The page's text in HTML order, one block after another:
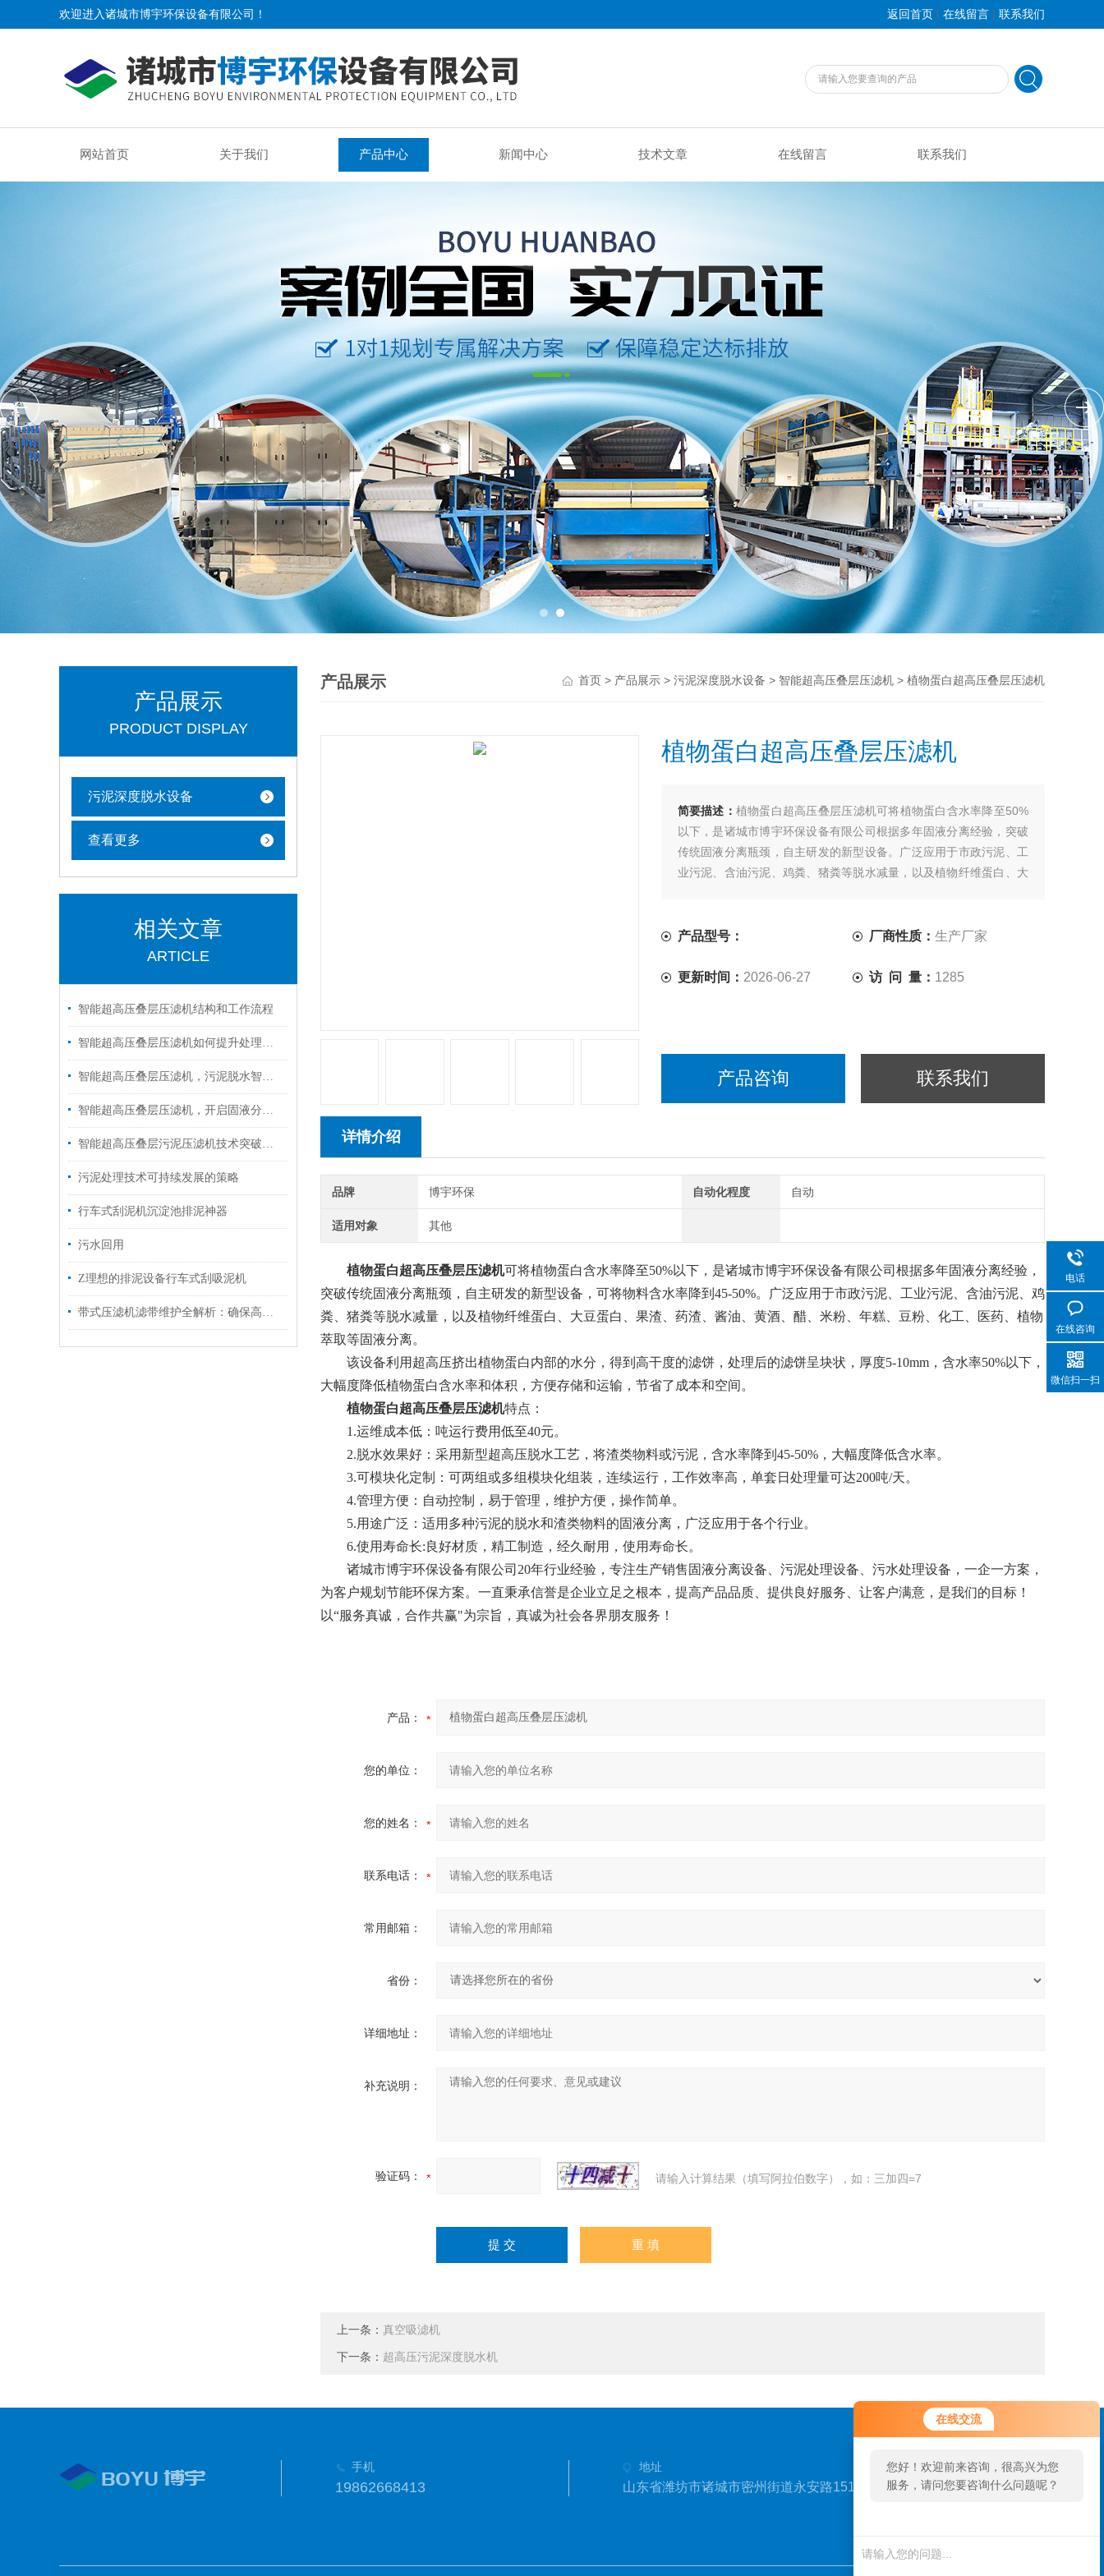
在线交流
您好！欢迎前来咨询，很高兴为您
服务，请问您要咨询什么问题呢？
欢迎进入诸城市博宇环保设备有限公司！ 返回首页 | 在线留言 | 联系我们
网站首页 关于我们 产品中心 新闻中心 技术文章 在线留言 联系我们
产品展示
PRODUCT DISPLAY
污泥深度脱水设备
查看更多
相关文章
ARTICLE
智能超高压叠层压滤机结构和工作流程
智能超高压叠层压滤机如何提升处理弹性与扩容能力
智能超高压叠层压滤机，污泥脱水智能化新潮流
智能超高压叠层压滤机，开启固液分离 45% 含水率新时代！
智能超高压叠层污泥压滤机技术突破，污泥含水率降到45%以下
污泥处理技术可持续发展的策略
行车式刮泥机沉淀池排泥神器
污水回用
Z理想的排泥设备行车式刮吸泥机
带式压滤机滤带维护全解析：确保高效脱水，延长使用寿命
产品展示 首页 > 产品展示 > 污泥深度脱水设备 > 智能超高压叠层压滤机 > 植物蛋白超高压叠层压滤机
植物蛋白超高压叠层压滤机
简要描述： 植物蛋白超高压叠层压滤机可将植物蛋白含水率降至50%
以下，是诸城市博宇环保设备有限公司根据多年固液分离经验，突破
传统固液分离瓶颈，自主研发的新型设备。广泛应用于市政污泥、工
业污泥、含油污泥、鸡粪、猪粪等脱水减量，以及植物纤维蛋白、大
产品型号： 厂商性质：生产厂家
更新时间： 2026-06-27 访 问 量： 1285
产品咨询 联系我们
详情介绍
品牌 博宇环保 自动化程度 自动
适用对象 其他
植物蛋白超高压叠层压滤机可将植物蛋白含水率降至50%以下，是诸城市博宇环保设备有限公司根据多年固液分离经验，
突破传统固液分离瓶颈，自主研发的新型设备，可将物料含水率降到45-50%。广泛应用于市政污泥、工业污泥、含油污泥、鸡
粪、猪粪等脱水减量，以及植物纤维蛋白、大豆蛋白、果渣、药渣、酱油、黄酒、醋、米粉、年糕、豆粉、化工、医药、植物
萃取等固液分离。
该设备利用超高压挤出植物蛋白内部的水分，得到高干度的滤饼，处理后的滤饼呈块状，厚度5-10mm，含水率50%以下 ，
大幅度降低植物蛋白含水率和体积，方便存储和运输，节省了成本和空间 。
植物蛋白超高压叠层压滤机特点：
1.运维成本低：吨运行费用低至40元。
2.脱水效果好：采用新型超高压脱水工艺，将渣类物料或污泥 ，含水率降到 45-50%， 大幅度降低含水率。
3.可模块化定制：可两组或多组模块化组装，连续运行，工作效率高，单套日处理量可达200吨/天。
4.管理方便：自动控制，易于管理，维护方便，操作简单。
5.用途广泛：适用多种污泥的脱水和渣类物料的固液分离，广泛应用于各个行业。
6.使用寿命长:良好材质，精工制造，经久耐用，使用寿命长。
诸城市博宇环保设备有限公司 20年行业经验，专注生产销售固液分离设备、污泥处理设备、污水处理设备，一企一方案，
为客户规划节能环保方案。一直秉承信誉是企业立足之根本，提高产品品质、提供良好服务、让客户满意，是我们的目标！
以“服务真诚，合作共赢"为宗旨，真诚为社会各界朋友服务！
产品：
您的单位：
您的姓名：
联系电话：
常用邮箱：
省份：
详细地址：
补充说明：
验证码： 请输入计算结果（填写阿拉伯数字），如：三加四=7
上一条： 真空吸滤机
下一条： 超高压污泥深度脱水机
手机
19862668413
地址
山东省潍坊市诸城市密州街道永安路151号
电话
在线咨询
微信扫一扫